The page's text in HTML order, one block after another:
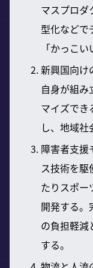
マスプロダ
型化などで
「かっこ
新興国向け
自身が組み
マイズでき
し、地域社
障害者支援
ス技術を
たりスポー
開発する。
の負担軽減
する。